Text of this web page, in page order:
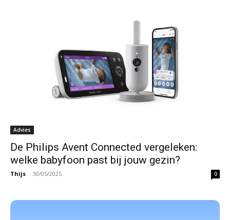
Advies
De Philips Avent Connected vergeleken:
welke babyfoon past bij jouw gezin?
Thijs - 30/05/2025 0